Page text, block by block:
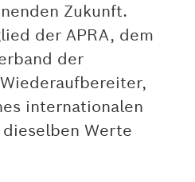
Zukunft.
der APRA, dem
der
internationalen
Werte